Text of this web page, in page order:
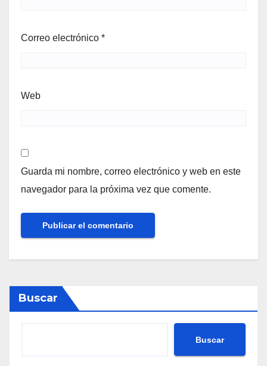
Correo electrónico *
Web
Guarda mi nombre, correo electrónico y web en este
navegador para la próxima vez que comente.
Buscar
Buscar